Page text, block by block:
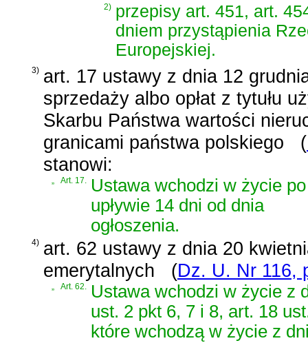
2) przepisy art. 451, art.
dniem przystąpienia
Europejskiej.
3) art. 17 ustawy z dnia 12
sprzedaży albo opłat z tytułu
Skarbu Państwa wartości
granicami państwa polskiego
(
stanowi:
Art. 17.
Ustawa wchodzi w życie po
upływie 14 dni od dnia
ogłoszenia.
4) art. 62 ustawy z dnia 20
emerytalnych
(Dz. U. Nr 116,
„ Art. 62. Ustawa wchodzi w życie z
ust. 2 pkt 6, 7 i 8, art. 18
które wchodzą w życie z